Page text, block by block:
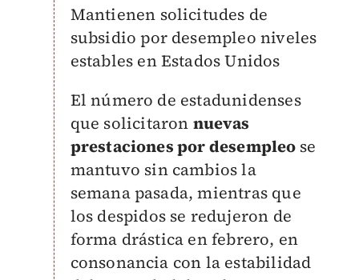
Mantienen solicitudes de
subsidio por desempleo niveles
estables en Estados Unidos
El número de estadunidenses
que solicitaron nuevas
prestaciones por desempleo se
mantuvo sin cambios la
semana pasada, mientras que
los despidos se redujeron de
forma drástica en febrero, en
consonancia con la estabilidad